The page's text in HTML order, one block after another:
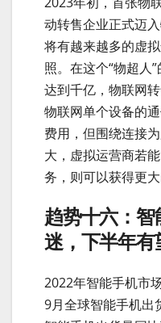
动转售企业正式迈
将有越来越多的虚
照。在这个“物超人
达到千亿，物联网
物联网单个设备的
费用，但围绕连接
大，虚拟运营商若
务，则可以获得更大
趋势十六：
迷，下半年有
2022年智能手机市
9月全球智能手机出